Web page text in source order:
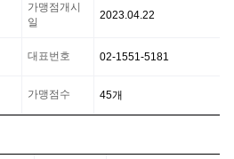
가맹점개시
일
2023.04.22
대표번호 02-1551-5181
가맹점수 45개